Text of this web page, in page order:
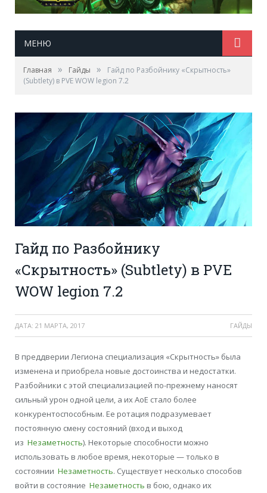
МЕНЮ
Главная » Гайды »
Гайд по Разбойнику «Скрытность»
(Subtlety) в PVE WOW legion 7.2
Гайд по Разбойнику
«Скрытность» (Subtlety) в PVE
WOW legion 7.2
ДАТА: 21 МАРТА, 2017 ГАЙДЫ
В преддверии Легиона специализация «Скрытность» была
изменена и приобрела новые достоинства и недостатки.
Разбойники с этой специализацией по-прежнему наносят
сильный урон одной цели, а их АоЕ стало более
конкурентоспособным. Ее ротация подразумевает
постоянную смену состояний (вход и выход
из Незаметность). Некоторые способности можно
использовать в любое время, некоторые — только в
состоянии Незаметность. Существует несколько способов
войти в состояние Незаметность в бою, однако их